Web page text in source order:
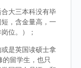
大三本科没有毕
，含金量高，一
位。）；
是英国读硕士拿
留学生，也只